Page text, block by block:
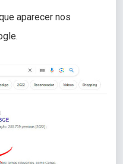
aparecer nos